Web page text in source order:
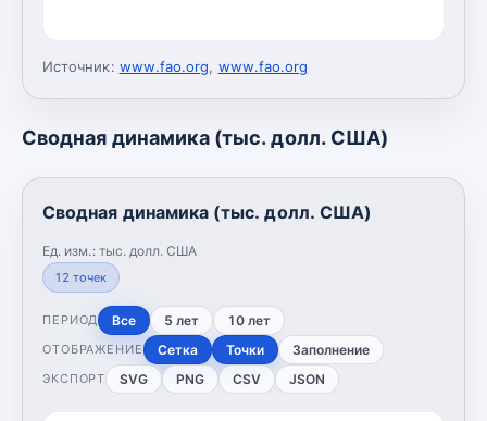
Источник: www.fao.org, www.fao.org
Сводная динамика (тыс. долл. США)
Сводная динамика (тыс. долл. США)
Ед. изм.: тыс. долл. США
12 точек
ПЕРИОД Все 5 лет 10 лет
ОТОБРАЖЕНИЕ Сетка Точки Заполнение
ЭКСПОРТ SVG PNG CSV JSON